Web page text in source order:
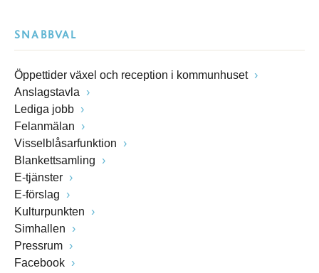
SNABBVAL
Öppettider växel och reception i kommunhuset
Anslagstavla
Lediga jobb
Felanmälan
Visselblåsarfunktion
Blankettsamling
E-tjänster
E-förslag
Kulturpunkten
Simhallen
Pressrum
Facebook